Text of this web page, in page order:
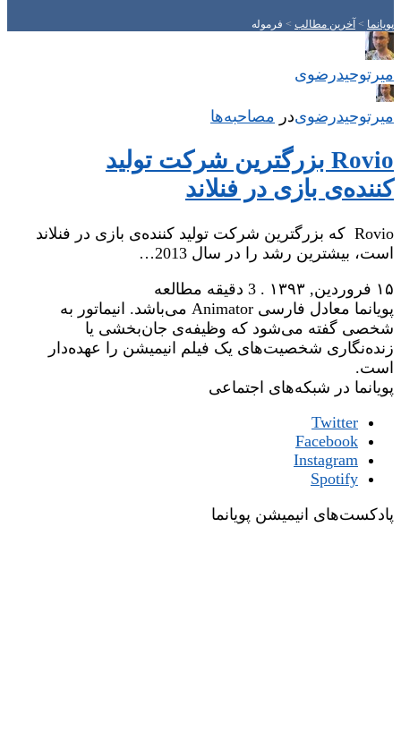
پویانما > آخرین مطالب > فرموله
میر‌توحیدرضوی
میر‌توحیدرضویدر مصاحبه‌ها
Rovio بزرگترین شرکت تولید
کننده‌ی بازی در فنلاند
Rovio که بزرگترین شرکت تولید کننده‌ی بازی در فنلاند
است، بیشترین رشد را در سال 2013…
۱۵ فروردین, ۱۳۹۳
. 3 دقیقه مطالعه
پویانما معادل فارسی Animator می‌باشد. انیماتور به
شخصی گفته می‌شود که وظیفه‌ی جان‌بخشی یا
زنده‌نگاری شخصیت‌های یک فیلم انیمیشن را عهده‌دار
است.
پویانما در شبکه‌های اجتماعی
Twitter
Facebook
Instagram
Spotify
پادکست‌های انیمیشن پویانما